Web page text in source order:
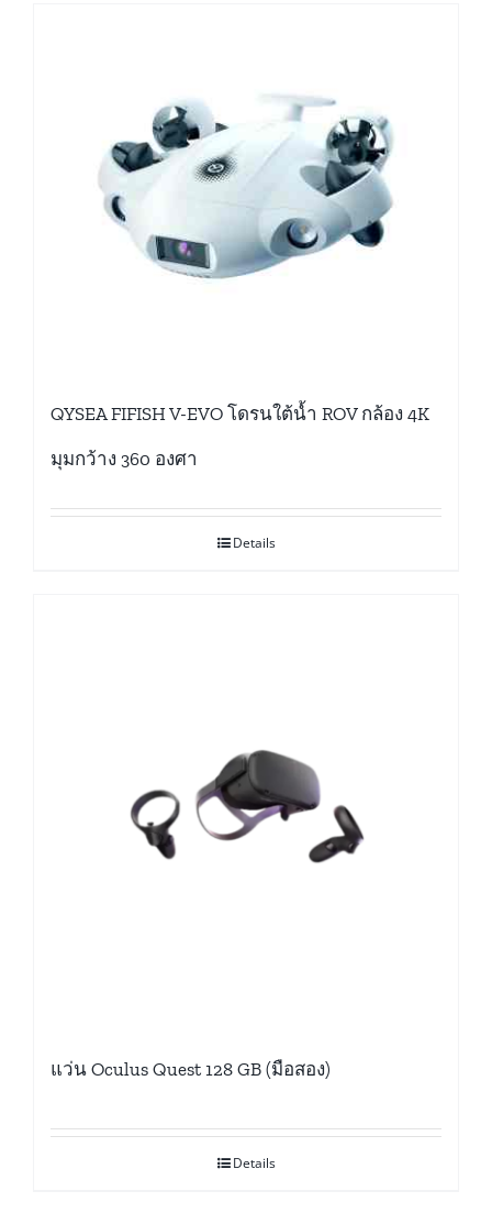
QYSEA FIFISH V-EVO โดรนใต้น้ำ ROV กล้อง 4K
มุมกว้าง 360 องศา
Details
แว่น Oculus Quest 128 GB (มือสอง)
Details